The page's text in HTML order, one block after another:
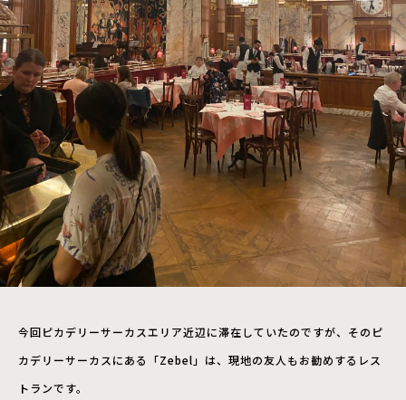
今回ピカデリーサーカスエリア近辺に滞在していたのですが、そのピ
カデリーサーカスにある「Zebel」は、現地の友人もお勧めするレス
トランです。